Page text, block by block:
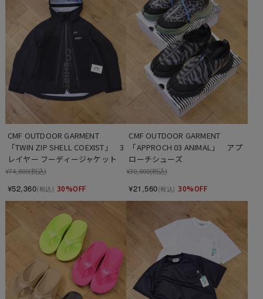
CMF OUTDOOR GARMENT
「TWIN ZIP SHELL COEXIST」　3
レイヤー フーディージャケット
¥74,800(税込)
¥52,360(税込) 30%OFF
CMF OUTDOOR GARMENT
「APPROCH 03 ANIMAL」　アプ
ローチシューズ
¥30,800(税込)
¥21,560(税込) 30%OFF